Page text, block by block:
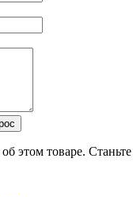
этом товаре.